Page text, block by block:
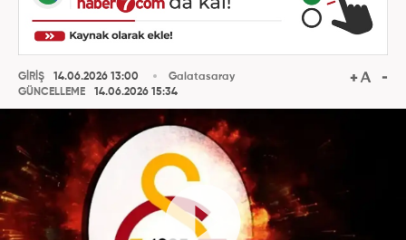
GİRİŞ
14.06.2026 13:00
GÜNCELLEME
14.06.2026 15:34
Galatasaray